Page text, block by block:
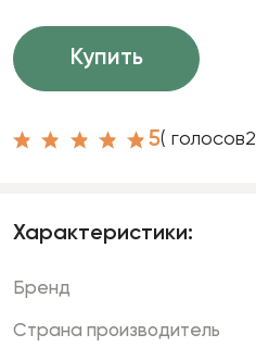
Купить
5( голосов2
Характеристики:
Бренд
Страна производитель